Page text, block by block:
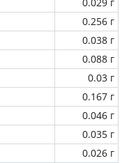
0.256 г
0.038 г
0.088 г
0.03 г
0.167 г
0.046 г
0.035 г
0.026 г